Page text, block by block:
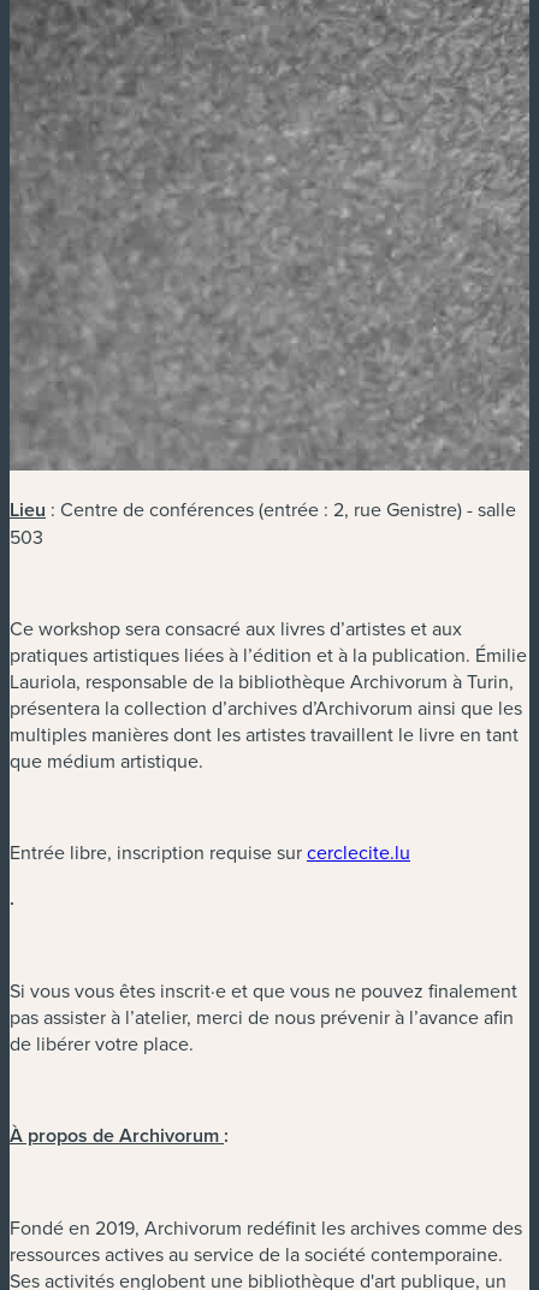
Lieu : Centre de conférences (entrée : 2, rue Genistre) - salle
503
Ce workshop sera consacré aux livres d’artistes et aux
pratiques artistiques liées à l’édition et à la publication. Émilie
Lauriola, responsable de la bibliothèque Archivorum à Turin,
présentera la collection d’archives d’Archivorum ainsi que les
multiples manières dont les artistes travaillent le livre en tant
que médium artistique.
Entrée libre, inscription requise surcerclecite.lu
.
Si vous vous êtes inscrit·e et que vous ne pouvez finalement
pas assister à l’atelier, merci de nous prévenir à l’avance afin
de libérer votre place.
À propos de Archivorum :
Fondé en 2019, Archivorum redéfinit les archives comme des
ressources actives au service de la société contemporaine.
Ses activités englobent une bibliothèque d'art publique, un